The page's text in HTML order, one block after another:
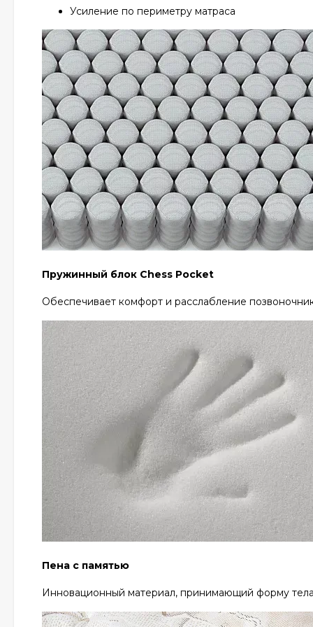
Усиление по периметру матраса
Пружинный блок Chess Pocket
Обеспечивает комфорт и расслабление
Пена с памятью
Инновационный материал, принимающий форму